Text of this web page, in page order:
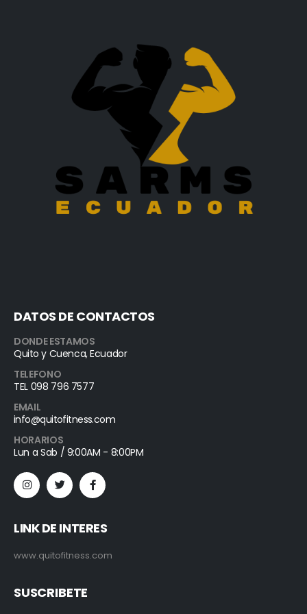
DATOS DE CONTACTOS
DONDE ESTAMOS
Quito y Cuenca, Ecuador
TELEFONO
TEL 098 796 7577
EMAIL
info@quitofitness.com
HORARIOS
Lun a Sab / 9:00AM - 8:00PM
LINK DE INTERES
www.quitofitness.com
SUSCRIBETE